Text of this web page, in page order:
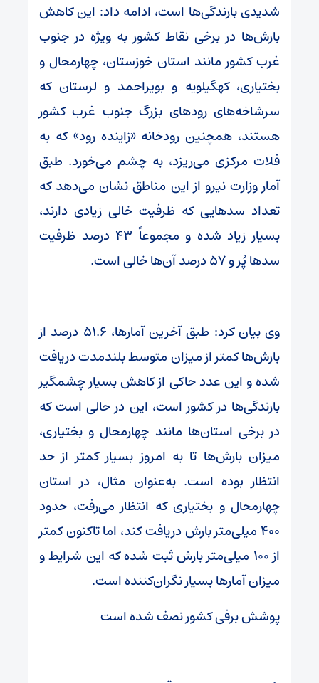
شدیدی بارندگی‌ها است، ادامه داد: این کاهش
بارش‌ها در برخی نقاط کشور به ویژه در جنوب
غرب کشور مانند استان خوزستان، چهارمحال و
بختیاری، کهگیلویه و بویراحمد و لرستان که
سرشاخه‌های رودهای بزرگ جنوب غرب کشور
هستند، همچنین رودخانه «زاینده رود» که به
فلات مرکزی می‌ریزد، به چشم می‌خورد. طبق
آمار وزارت نیرو از این مناطق نشان می‌دهد که
تعداد سدهایی که ظرفیت خالی زیادی دارند،
بسیار زیاد شده و مجموعاً ۴۳ درصد ظرفیت
سدها پُر و ۵۷ درصد آن‌ها خالی است.
وی بیان کرد: طبق آخرین آمارها، ۵۱.۶ درصد از
بارش‌ها کمتر از میزان متوسط بلندمدت دریافت
شده و این عدد حاکی از کاهش بسیار چشمگیر
بارندگی‌ها در کشور است، این در حالی است که
در برخی استان‌ها مانند چهارمحال و بختیاری،
میزان بارش‌ها تا به امروز بسیار کمتر از حد
انتظار بوده است. به‌عنوان مثال، در استان
چهارمحال و بختیاری که انتظار می‌رفت، حدود
۴۰۰ میلی‌متر بارش دریافت کند، اما تاکنون کمتر
از ۱۰۰ میلی‌متر بارش ثبت شده که این شرایط و
میزان آمارها بسیار نگران‌کننده است.
پوشش برفی کشور نصف شده است